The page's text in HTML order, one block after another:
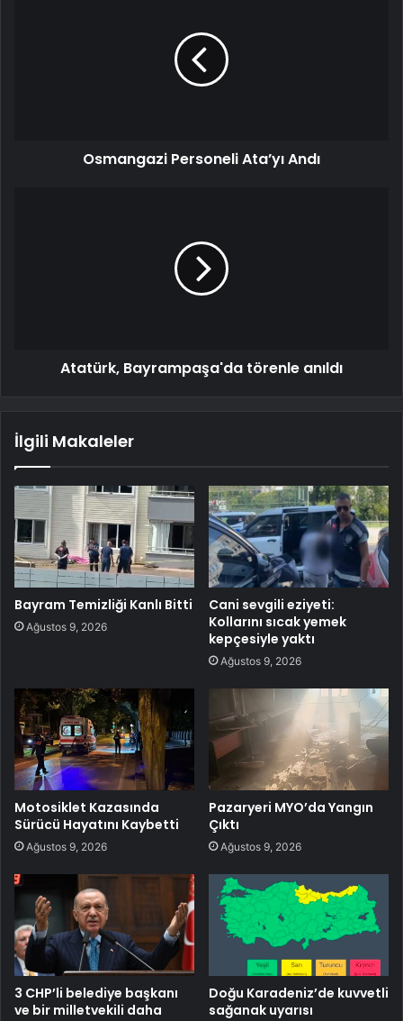
Osmangazi Personeli Ata’yı Andı
Atatürk, Bayrampaşa'da törenle anıldı
İlgili Makaleler
Bayram Temizliği Kanlı Bitti
Ağustos 9, 2026
Cani sevgili eziyeti:
Kollarını sıcak yemek
kepçesiyle yaktı
Ağustos 9, 2026
Motosiklet Kazasında
Sürücü Hayatını Kaybetti
Ağustos 9, 2026
Pazaryeri MYO’da Yangın
Çıktı
Ağustos 9, 2026
3 CHP’li belediye başkanı
ve bir milletvekili daha
Doğu Karadeniz’de kuvvetli
sağanak uyarısı